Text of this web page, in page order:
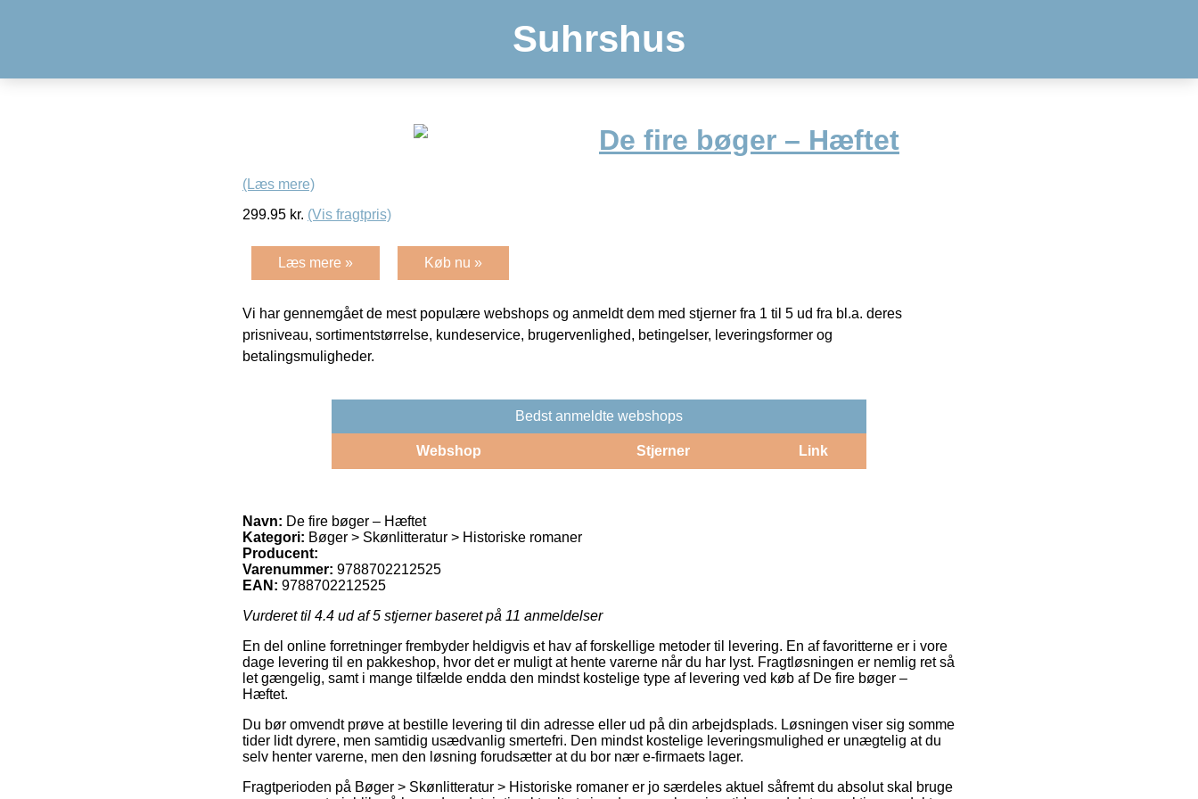
Suhrshus
De fire bøger – Hæftet
(Læs mere)
299.95 kr. (Vis fragtpris)
Læs mere » Køb nu »
Vi har gennemgået de mest populære webshops og anmeldt dem med stjerner fra 1 til 5 ud fra bl.a. deres
prisniveau, sortimentstørrelse, kundeservice, brugervenlighed, betingelser, leveringsformer og
betalingsmuligheder.
Bedst anmeldte webshops
Webshop Stjerner Link
Navn: De fire bøger – Hæftet
Kategori: Bøger > Skønlitteratur > Historiske romaner
Producent:
Varenummer: 9788702212525
EAN: 9788702212525
Vurderet til 4.4 ud af 5 stjerner baseret på 11 anmeldelser
En del online forretninger frembyder heldigvis et hav af forskellige metoder til levering. En af favoritterne er i vore
dage levering til en pakkeshop, hvor det er muligt at hente varerne når du har lyst. Fragtløsningen er nemlig ret så
let gængelig, samt i mange tilfælde endda den mindst kostelige type af levering ved køb af De fire bøger –
Hæftet.
Du bør omvendt prøve at bestille levering til din adresse eller ud på din arbejdsplads. Løsningen viser sig somme
tider lidt dyrere, men samtidig usædvanlig smertefri. Den mindst kostelige leveringsmulighed er unægtelig at du
selv henter varerne, men den løsning forudsætter at du bor nær e-firmaets lager.
Fragtperioden på Bøger > Skønlitteratur > Historiske romaner er jo særdeles aktuel såfremt du absolut skal bruge